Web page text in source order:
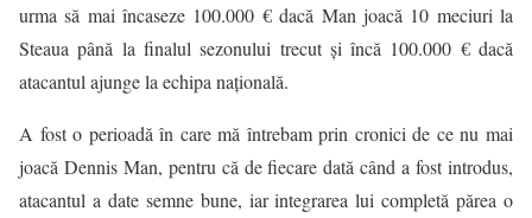
urma să mai încaseze 100.000 € dacă Man joacă 10 meciuri la
Steaua până la finalul sezonului trecut şi încă 100.000 € dacă
atacantul ajunge la echipa naţională.
A fost o perioadă în care mă întrebam prin cronici de ce nu mai
joacă Dennis Man, pentru că de fiecare dată când a fost introdus,
atacantul a date semne bune, iar integrarea lui completă părea o